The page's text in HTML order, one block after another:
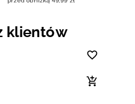
klientów